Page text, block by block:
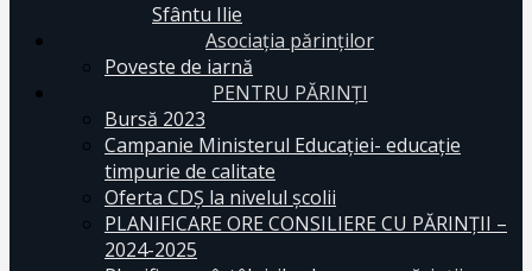
Sfântu Ilie
Asociația părinților
Poveste de iarnă
PENTRU PĂRINȚI
Bursă 2023
Campanie Ministerul Educației- educație
timpurie de calitate
Oferta CDŞ la nivelul şcolii
PLANIFICARE ORE CONSILIERE CU PĂRINȚII –
2024-2025